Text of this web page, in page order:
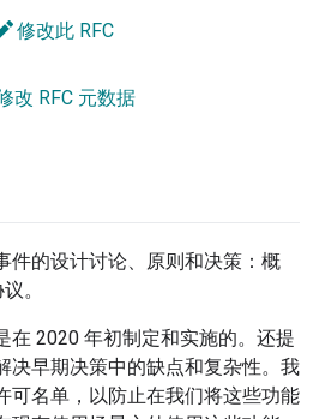
修改此 RFC
改 RFC 元数据
件的设计讨论、原则和决策：概
。
在 2020 年初制定和实施的。还提
决早期决策中的缺点和复杂性。我
可名单，以防止在我们将这些功能